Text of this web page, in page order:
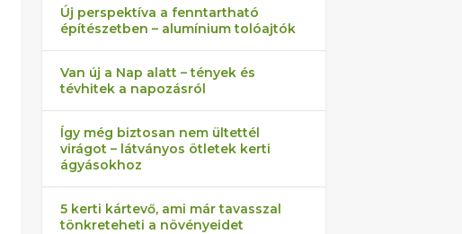
Új perspektíva a fenntartható
építészetben – alumínium tolóajtók
Van új a Nap alatt – tények és
tévhitek a napozásról
Így még biztosan nem ültettél
virágot – látványos ötletek kerti
ágyásokhoz
5 kerti kártevő, ami már tavasszal
tönkreteheti a növényeidet